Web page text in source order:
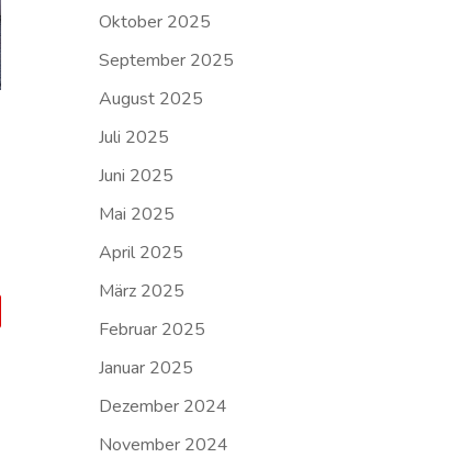
Oktober 2025
September 2025
August 2025
Juli 2025
Juni 2025
Mai 2025
April 2025
März 2025
Februar 2025
Januar 2025
Dezember 2024
November 2024